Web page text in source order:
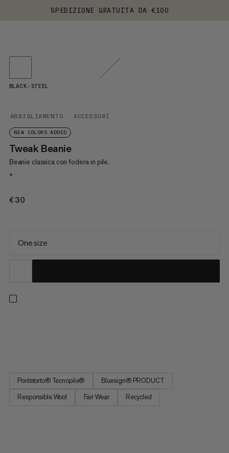
SPEDIZIONE GRATUITA DA €100
ABBIGLIAMENTO ACCESSORI
NEW COLORS ADDED
Tweak Beanie
Beanie classica con fodera in pile.
+
€30
BLACK-STEEL
One size
Pontetorto® Tecnopile®
Bluesign® PRODUCT
Responsible Wool
Fair Wear Recycled